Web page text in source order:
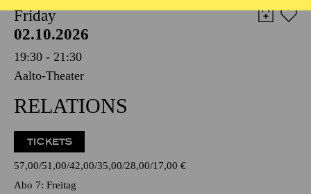
Friday
02.10.2026
19:30 - 21:30
Aalto-Theater
RELATIONS
TICKETS
57,00 51,00 42,00 35,00 28,00 17,00 €
Abo 7: Freitag